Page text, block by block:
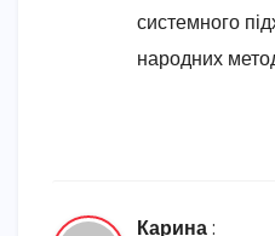
системного
народних
Карина :